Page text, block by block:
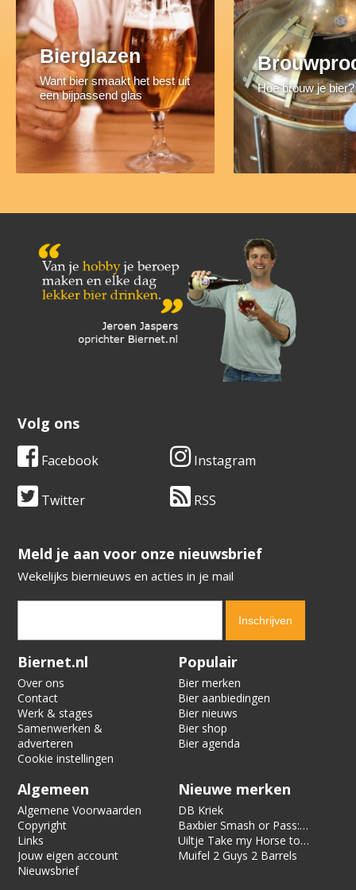
Bierglazen
Want bier smaakt het best uit
een bijpassend glas
Hoe brouw je bier?
Volg ons
Facebook Instagram
Twitter RSS
​​​​​​​Meld je aan voor onze nieuwsbrief
Wekelijks biernieuws en acties in je mail
Verification code:
Biernet.nl
Over ons
Contact
Werk & stages
Samenwerken &
adverteren
Cookie instellingen
Populair
Bier merken
Bier aanbiedingen
Bier nieuws
Bier shop
Bier agenda
Algemeen
Algemene Voorwaarden
Copyright
Links
Jouw eigen account
Nieuwsbrief
Nieuwe merken
DB Kriek
Baxbier Smash or Pass:
Strata
Uiltje Take my Horse to
the Hotel Room
Muifel 2 Guys 2 Barrels